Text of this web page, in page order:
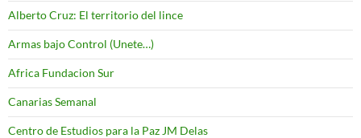
Alberto Cruz: El territorio del lince
Armas bajo Control (Unete…)
Africa Fundacion Sur
Canarias Semanal
Centro de Estudios para la Paz JM Delas